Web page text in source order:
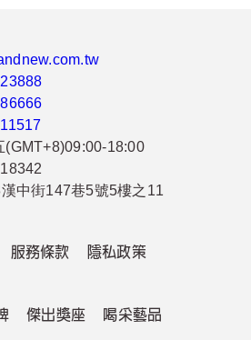
(GMT+8)09:00-18:00
中街147巷5號5樓之11
服務條款 隱私政策
傑出獎座
喝采藝品